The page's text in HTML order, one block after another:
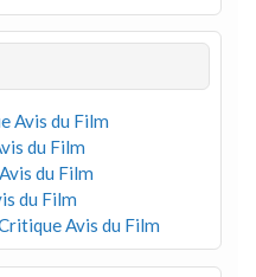
Avis du Film
du Film
du Film
du Film
Avis du Film